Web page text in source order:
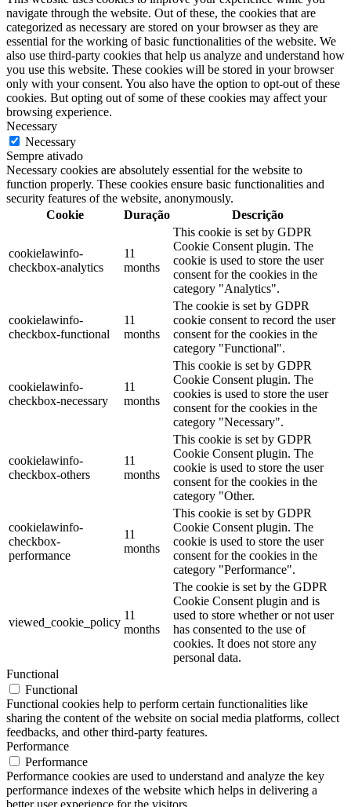
navigate through the website. Out of these, the cookies that are
categorized as necessary are stored on your browser as they are
essential for the working of basic functionalities of the website. We
also use third-party cookies that help us analyze and understand how
you use this website. These cookies will be stored in your browser
only with your consent. You also have the option to opt-out of these
cookies. But opting out of some of these cookies may affect your
browsing experience.
Necessary
Necessary
Sempre ativado
Necessary cookies are absolutely essential for the website to
function properly. These cookies ensure basic functionalities and
security features of the website, anonymously.
Cookie
Duração Descrição
cookielawinfo-
checkbox-analytics
11
months
This cookie is set by GDPR
Cookie Consent plugin. The
cookie is used to store the user
consent for the cookies in the
category "Analytics".
cookielawinfo-
checkbox-functional
11
months
The cookie is set by GDPR
cookie consent to record the user
consent for the cookies in the
category "Functional".
cookielawinfo-
checkbox-necessary
11
months
This cookie is set by GDPR
Cookie Consent plugin. The
cookies is used to store the user
consent for the cookies in the
category "Necessary".
cookielawinfo-
checkbox-others
11
months
This cookie is set by GDPR
Cookie Consent plugin. The
cookie is used to store the user
consent for the cookies in the
category "Other.
cookielawinfo-
checkbox-
performance
11
months
This cookie is set by GDPR
Cookie Consent plugin. The
cookie is used to store the user
consent for the cookies in the
category "Performance".
viewed_cookie_policy
11
months
The cookie is set by the GDPR
Cookie Consent plugin and is
used to store whether or not user
has consented to the use of
cookies. It does not store any
personal data.
Functional
Functional
Functional cookies help to perform certain functionalities like
sharing the content of the website on social media platforms, collect
feedbacks, and other third-party features.
Performance
Performance
Performance cookies are used to understand and analyze the key
performance indexes of the website which helps in delivering a